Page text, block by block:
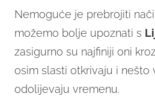
Nemoguće je prebrojiti
možemo bolje upoznati s
zasigurno su najfiniji oni
osim slasti otkrivaju i nešto
odolijevaju vremenu.